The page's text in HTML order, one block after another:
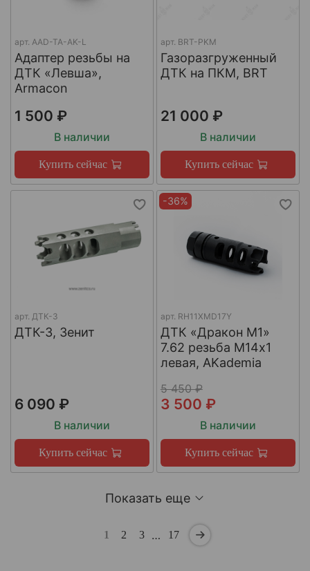
арт. AAD-TA-AK-L
Адаптер резьбы на
ДТК «Левша»,
Armacon
1 500 ₽
В наличии
Купить сейчас
арт. BRT-PKM
Газоразгруженный
ДТК на ПКМ, BRT
21 000 ₽
В наличии
Купить сейчас
арт. ДТК-3
ДТК-3, Зенит
6 090 ₽
В наличии
Купить сейчас
-36%
арт. RH11XMD17Y
ДТК «Дракон М1»
7.62 резьба М14х1
левая, AKademia
5 450 ₽
3 500 ₽
В наличии
Купить сейчас
Показать еще
1 2 3 … 17